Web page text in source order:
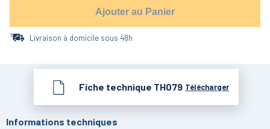
Ajouter au Panier
Livraison à domicile sous 48h
Fiche technique TH079 Télécharger
Informations techniques